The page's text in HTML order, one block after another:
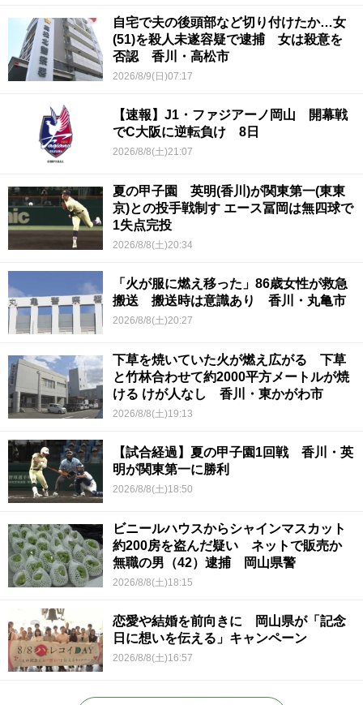
自宅で夫の後頭部など切り付けたか…女
(51)を殺人未遂容疑で逮捕 女は殺意を
否認 香川・高松市
2026/8/9(日)07:17
【速報】J1・ファジアーノ岡山 開幕戦
でC大阪に逆転負け 8日
2026/8/8(土)21:07
夏の甲子園 英明(香川)が関東第一(東東
京)との投手戦制す エース冨岡は無四球で
1失点完投
2026/8/8(土)20:34
「火が服に燃え移った」86歳女性が救急
搬送 搬送時は意識あり 香川・丸亀市
2026/8/8(土)20:27
下草を焼いていた火が燃え広がる 下草
と竹林合わせて約2000平方メートルが焼
ける けが人なし 香川・東かがわ市
2026/8/8(土)19:13
【試合経過】夏の甲子園1回戦 香川・英
明が関東第一に勝利
2026/8/8(土)18:50
ビニールハウスからシャインマスカット
約200房を盗んだ疑い ネットで販売か
無職の男（42）逮捕 岡山県警
2026/8/8(土)18:15
恋愛や結婚を前向きに 岡山県が「記念
日に想いを伝える」キャンペーン
2026/8/8(土)16:57